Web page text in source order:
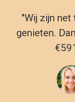
"Wij zijn
genieten.